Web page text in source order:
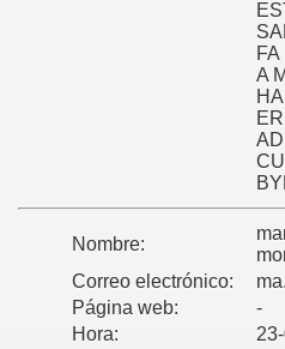
A
Nombre:
Correo electrónico:
Página web:
-
Hora: